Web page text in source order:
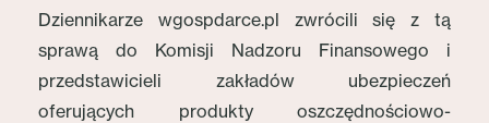
Dziennikarze wgospdarce.pl zwrócili się z tą
sprawą do Komisji Nadzoru Finansowego i
przedstawicieli zakładów ubezpieczeń
oferujących produkty oszczędnościowo-